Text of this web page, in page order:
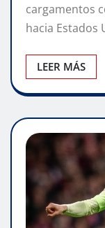
cargamentos
hacia Estados
LEER MÁS